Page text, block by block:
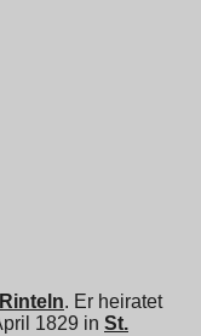
Rinteln. Er heiratet
1829 in St.